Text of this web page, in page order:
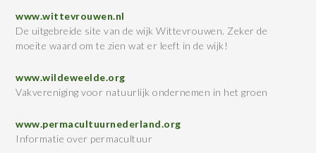
www.wittevrouwen.nl
De uitgebreide site van de wijk Wittevrouwen. Zeker de
moeite waard om te zien wat er leeft in de wijk!
www.wildeweelde.org
Vakvereniging voor natuurlijk ondernemen in het groen
www.permacultuurnederland.org
Informatie over permacultuur